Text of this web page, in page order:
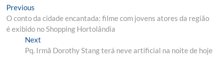
Navegação
de
Post
Previous
post:
O conto da cidade encantada: filme com jovens atores da região
é exibido no Shopping Hortolândia
NextNext
post:
Pq. Irmã Dorothy Stang terá neve artificial na noite de hoje